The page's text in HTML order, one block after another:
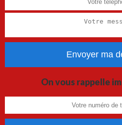
On vous rappelle